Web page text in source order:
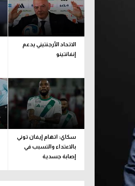
الاتحاد الأرجنتيني يدعم
إنفانتينو
سكاي: اتهام إيفان توني
بالاعتداء والتسبب في
إصابة جسدية